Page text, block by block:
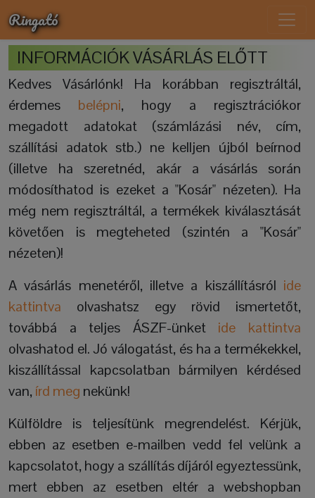
Ringató
INFORMÁCIÓK VÁSÁRLÁS ELŐTT
Kedves Vásárlónk! Ha korábban regisztráltál,
érdemes belépni, hogy a regisztrációkor
megadott adatokat (számlázási név, cím,
szállítási adatok stb.) ne kelljen újból beírnod
(illetve ha szeretnéd, akár a vásárlás során
módosíthatod is ezeket a "Kosár" nézeten). Ha
még nem regisztráltál, a termékek kiválasztását
követően is megteheted (szintén a "Kosár"
nézeten)!
A vásárlás menetéről, illetve a kiszállításról ide
kattintva olvashatsz egy rövid ismertetőt,
továbbá a teljes ÁSZF-ünket ide kattintva
olvashatod el. Jó válogatást, és ha a termékekkel,
kiszállítással kapcsolatban bármilyen kérdésed
van, írd meg nekünk!
Külföldre is teljesítünk megrendelést. Kérjük,
ebben az esetben e-mailben vedd fel velünk a
kapcsolatot, hogy a szállítás díjáról egyeztessünk,
mert ebben az esetben eltér a webshopban